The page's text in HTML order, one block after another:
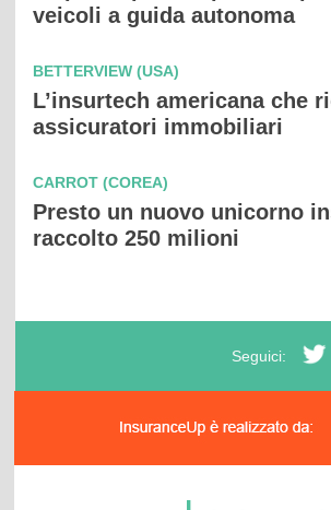
veicoli a guida autonoma
BETTERVIEW (USA)
L’insurtech americana che
assicuratori immobiliari
CARROT (COREA)
Presto un nuovo unicorno
raccolto 250 milioni
Seguici: